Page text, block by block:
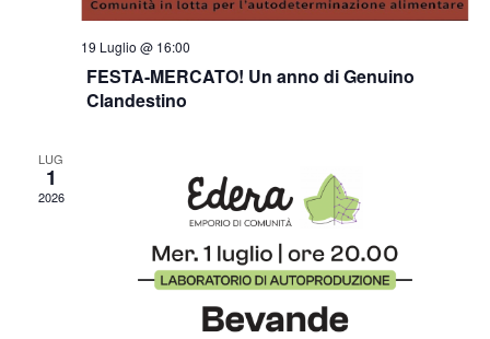
19 Luglio @ 16:00
FESTA-MERCATO! Un anno di Genuino
Clandestino
LUG
1
2026